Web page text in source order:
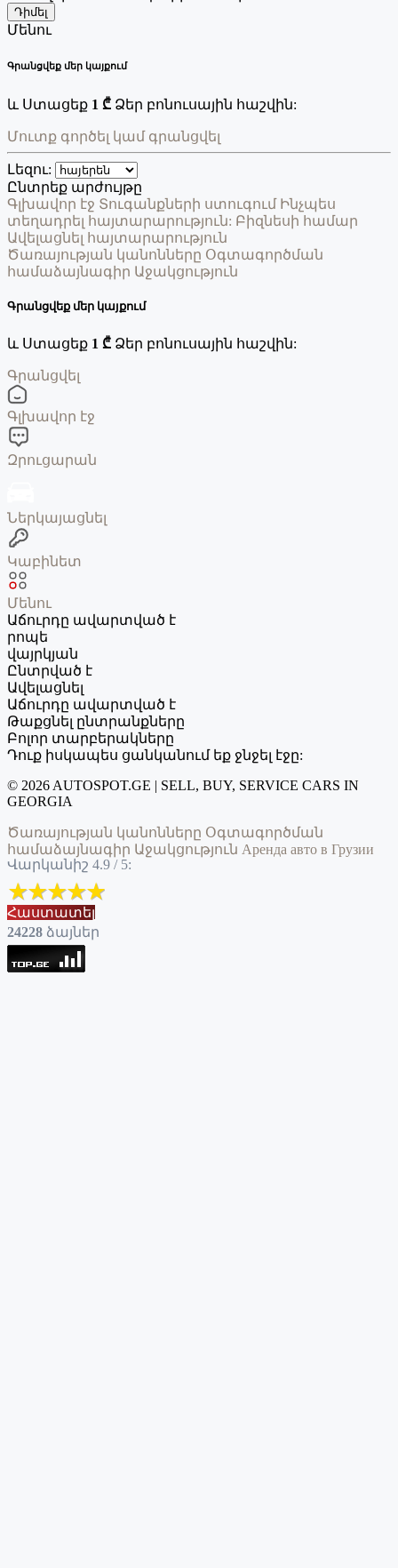
Դիմել
Մենու
Գրանցվեք մեր կայքում
և Ստացեք 1 ₾ Ձեր բոնուսային հաշվին:
Մուտք գործել կամ գրանցվել
Լեզու:
Ընտրեք արժույթը
Գլխավոր էջ Տուգանքների ստուգում Ինչպես
տեղադրել հայտարարություն: Բիզնեսի համար
Ավելացնել հայտարարություն
Ծառայության կանոնները Օգտագործման
համաձայնագիր Աջակցություն
Գրանցվեք մեր կայքում
և Ստացեք 1 ₾ Ձեր բոնուսային հաշվին:
Գրանցվել
Գլխավոր էջ
Զրուցարան
Ներկայացնել
Կաբինետ
Մենու
Աճուրդը ավարտված է
րոպե
վայրկյան
Ընտրված է
Ավելացնել
Աճուրդը ավարտված է
Թաքցնել ընտրանքները
Բոլոր տարբերակները
Դուք իսկապես ցանկանում եք ջնջել էջը:
© 2026 AUTOSPOT.GE | SELL, BUY, SERVICE CARS IN
GEORGIA
Ծառայության կանոնները Օգտագործման
համաձայնագիր Աջակցություն Аренда авто в Грузии
Վարկանիշ 4.9 / 5:
Հաստատել
24228 ձայներ